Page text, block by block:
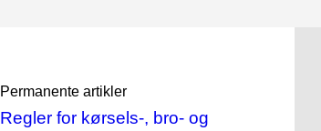
Permanente artikler
Regler for kørsels-, bro- og